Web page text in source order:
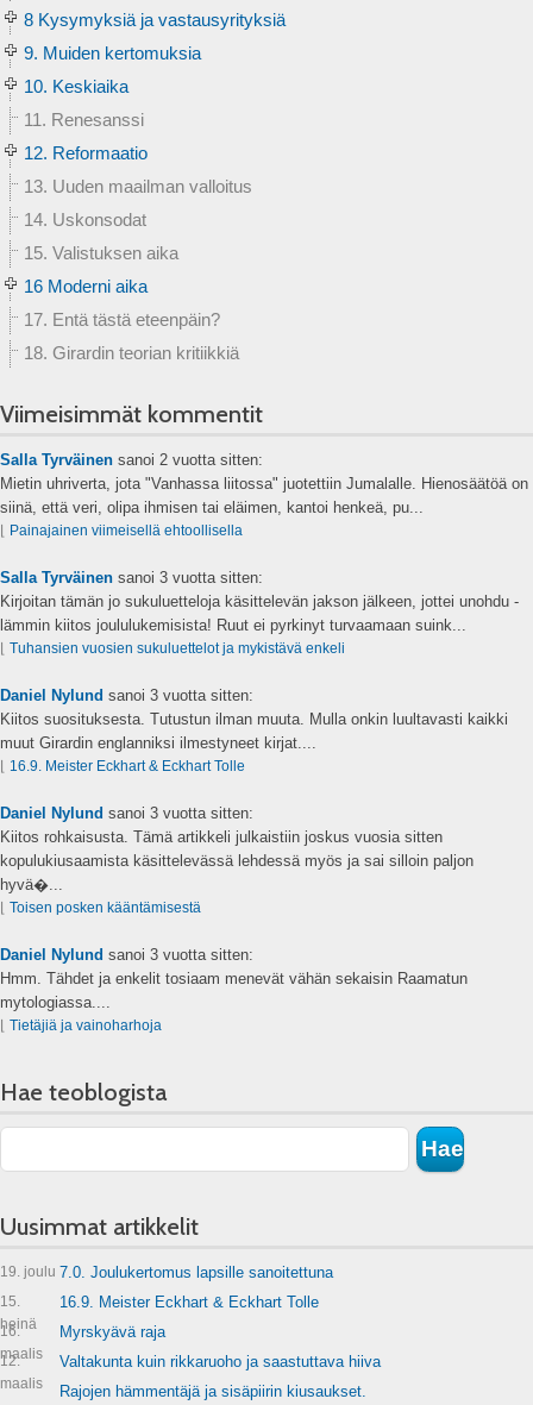
8 Kysymyksiä ja vastausyrityksiä
9. Muiden kertomuksia
10. Keskiaika
11. Renesanssi
12. Reformaatio
13. Uuden maailman valloitus
14. Uskonsodat
15. Valistuksen aika
16 Moderni aika
17. Entä tästä eteenpäin?
18. Girardin teorian kritiikkiä
Viimeisimmät kommentit
Salla Tyrväinen sanoi 2 vuotta sitten:
Mietin uhriverta, jota "Vanhassa liitossa" juotettiin Jumalalle. Hienosäätöä on
siinä, että veri, olipa ihmisen tai eläimen, kantoi henkeä, pu...
⌊ Painajainen viimeisellä ehtoollisella
Salla Tyrväinen sanoi 3 vuotta sitten:
Kirjoitan tämän jo sukuluetteloja käsittelevän jakson jälkeen, jottei unohdu -
lämmin kiitos joululukemisista! Ruut ei pyrkinyt turvaamaan suink...
⌊ Tuhansien vuosien sukuluettelot ja mykistävä enkeli
Daniel Nylund sanoi 3 vuotta sitten:
Kiitos suosituksesta. Tutustun ilman muuta. Mulla onkin luultavasti kaikki
muut Girardin englanniksi ilmestyneet kirjat....
⌊ 16.9. Meister Eckhart & Eckhart Tolle
Daniel Nylund sanoi 3 vuotta sitten:
Kiitos rohkaisusta. Tämä artikkeli julkaistiin joskus vuosia sitten
kopulukiusaamista käsittelevässä lehdessä myös ja sai silloin paljon
hyvä�...
⌊ Toisen posken kääntämisestä
Daniel Nylund sanoi 3 vuotta sitten:
Hmm. Tähdet ja enkelit tosiaam menevät vähän sekaisin Raamatun
mytologiassa....
⌊ Tietäjiä ja vainoharhoja
Hae teoblogista
Uusimmat artikkelit
19. joulu 7.0. Joulukertomus lapsille sanoitettuna
15.
heinä
16.9. Meister Eckhart & Eckhart Tolle
16.
maalis
Myrskyävä raja
12.
maalis
Valtakunta kuin rikkaruoho ja saastuttava hiiva
Rajojen hämmentäjä ja sisäpiirin kiusaukset.